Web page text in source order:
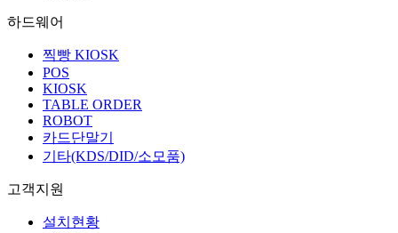
하드웨어
찍빵 KIOSK
POS
KIOSK
TABLE ORDER
ROBOT
카드단말기
기타(KDS/DID/소모품)
고객지원
설치현황